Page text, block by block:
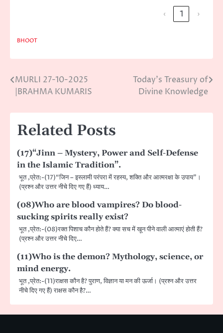
‹ 1 ›
BHOOT
Post
navigation
MURLI 27-10-2025
|BRAHMA KUMARIS
Today’s Treasury of
Divine Knowledge
Related Posts
(17)“Jinn – Mystery, Power and Self-Defense
in the Islamic Tradition”.
भूत ,प्रेत:-(17)“जिन – इस्लामी परंपरा में रहस्य, शक्ति और आत्मरक्षा के उपाय”।
(प्रश्न और उत्तर नीचे दिए गए हैं) ध्याय…
(08)Who are blood vampires? Do blood-
sucking spirits really exist?
भूत ,प्रेत:-(08)रक्त पिशाच कौन होते हैं? क्या सच में खून पीने वाली आत्माएं होती हैं?
(प्रश्न और उत्तर नीचे दिए…
(11)Who is the demon? Mythology, science, or
mind energy.
भूत ,प्रेत:-(11)राक्षस कौन है? पुराण, विज्ञान या मन की ऊर्जा। (प्रश्न और उत्तर
नीचे दिए गए हैं) राक्षस कौन है?…